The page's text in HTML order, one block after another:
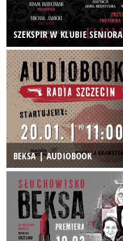
SZEKSPIR W KLUBIE SENIORA
BEKSA | AUDIOBOOK